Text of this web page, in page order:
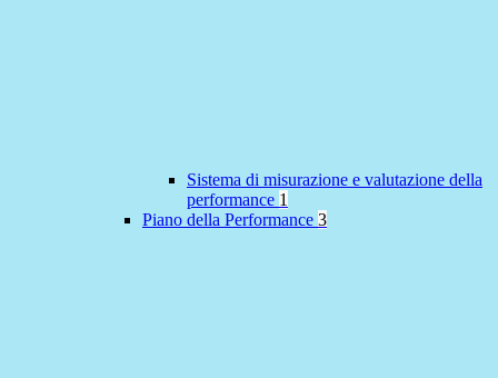
Sistema di misurazione e valutazione della
performance 1
Piano della Performance 3